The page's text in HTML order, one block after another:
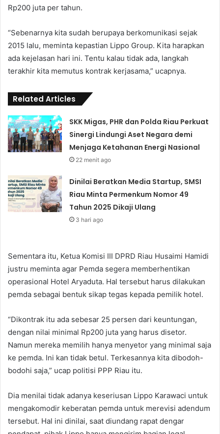
Rp200 juta per tahun.
“Sebenarnya kita sudah berupaya berkomunikasi sejak
2015 lalu, meminta kepastian Lippo Group. Kita harapkan
ada kejelasan hari ini. Tentu kalau tidak ada, langkah
terakhir kita memutus kontrak kerjasama,” ucapnya.
Related Articles
SKK Migas, PHR dan Polda Riau Perkuat
Sinergi Lindungi Aset Negara demi
Menjaga Ketahanan Energi Nasional
22 menit ago
Dinilai Beratkan Media Startup, SMSI
Riau Minta Permenkum Nomor 49
Tahun 2025 Dikaji Ulang
3 hari ago
Sementara itu, Ketua Komisi III DPRD Riau Husaimi Hamidi
justru meminta agar Pemda segera memberhentikan
operasional Hotel Aryaduta. Hal tersebut harus dilakukan
pemda sebagai bentuk sikap tegas kepada pemilik hotel.
“Dikontrak itu ada sebesar 25 persen dari keuntungan,
dengan nilai minimal Rp200 juta yang harus disetor.
Namun mereka memilih hanya menyetor yang minimal saja
ke pemda. Ini kan tidak betul. Terkesannya kita dibodoh-
bodohi saja,” ucap politisi PPP Riau itu.
Dia menilai tidak adanya keseriusan Lippo Karawaci untuk
mengakomodir keberatan pemda untuk merevisi adendum
tersebut. Hal ini dinilai, saat diundang rapat dengar